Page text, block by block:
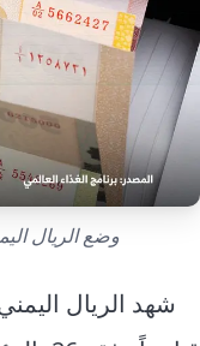
وضع الريال اليمني
شهد الريال